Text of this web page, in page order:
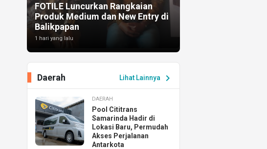
FOTILE Luncurkan Rangkaian
Produk Medium dan New Entry di
Balikpapan
1 hari yang lalu
Lihat Lainnya chevron_right
Daerah
DAERAH
Pool Cititrans
Samarinda Hadir di
Lokasi Baru, Permudah
Akses Perjalanan
Antarkota